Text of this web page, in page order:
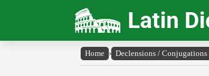
Latin
Home › Declensions / Conjugations